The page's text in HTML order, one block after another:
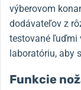
výberovom
dodávateľov z
testované ľuďmi
laboratóriu, aby
Funkcie